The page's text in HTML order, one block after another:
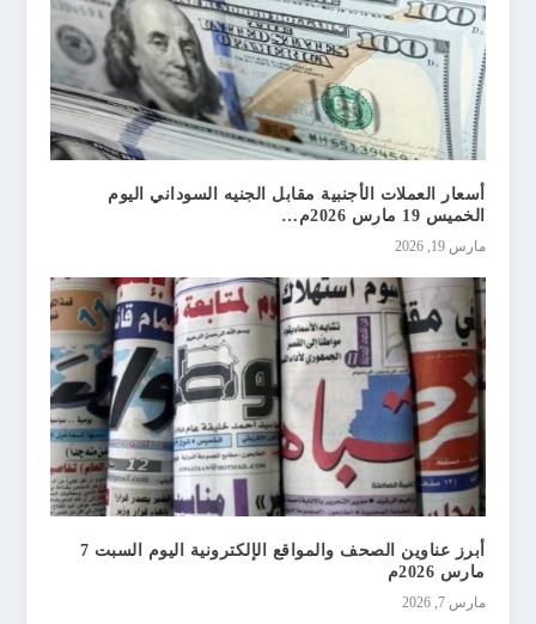
أسعار العملات الأجنبية مقابل الجنيه السوداني اليوم
الخميس 19 مارس 2026م…
مارس 19, 2026
أبرز عناوين الصحف والمواقع الإلكترونية اليوم السبت 7
مارس 2026م
مارس 7, 2026